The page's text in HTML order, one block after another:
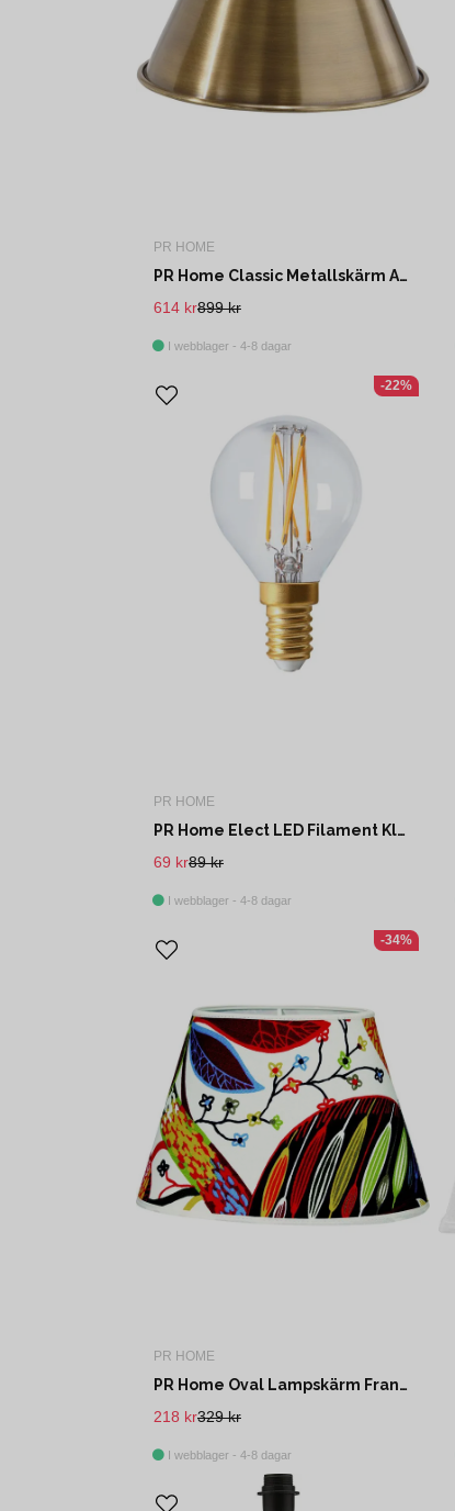
PR HOME
PR Home Classic Metallskärm Antikmässing 22cm
899 kr
614 kr
I webblager - 4-8 dagar
PR HOME
PR Home Elect LED Filament Klot klar E14
89 kr
69 kr
I webblager - 4-8 dagar
-22%
PR HOME
PR Home Oval Lampskärm Frank Rost 20cm
329 kr
218 kr
I webblager - 4-8 dagar
-34%